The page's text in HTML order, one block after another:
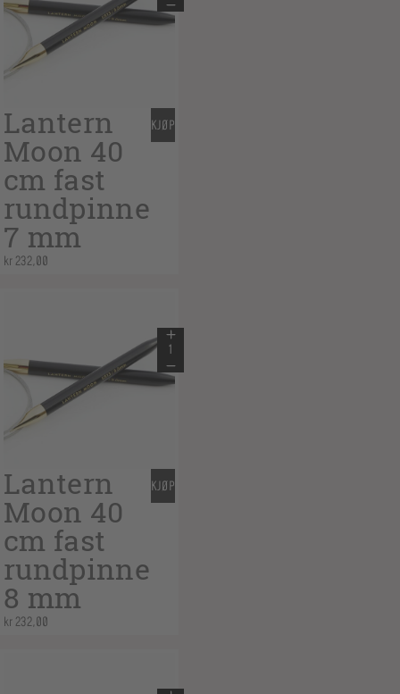
Lantern
Moon 40
cm fast
rundpinne
7 mm
kr 232,00
KJØP
Lantern
Moon 40
cm fast
rundpinne
8 mm
kr 232,00
KJØP